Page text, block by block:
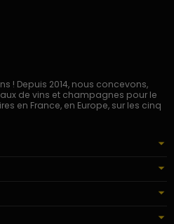
! Depuis 2014, nous concevons,
de vins et champagnes pour le
en France, en Europe, sur les cinq